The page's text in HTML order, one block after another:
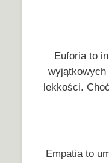
Euforia to
wyjątkowych
lekkości.
Empatia to